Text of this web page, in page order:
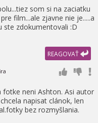
som si na zaciatku
film...ale zjavne nie je.....a
ste zdokumentovali :D
REAGOVAŤ
fotke neni Ashton. Asi autor
napisat clánok, len
bez rozmyšlania.